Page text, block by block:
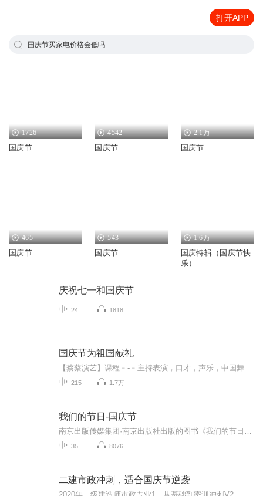
打开APP
国庆节买家电价格会低吗
1726
国庆节
4542
国庆节
2.1万
国庆节
465
国庆节
543
国庆节
1.6万
国庆特辑（国庆节快
乐）
庆祝七一和国庆节
24 1818
国庆节为祖国献礼
215 1.7万
我们的节日-国庆节
35 8076
二建市政冲刺，适合国庆节逆袭